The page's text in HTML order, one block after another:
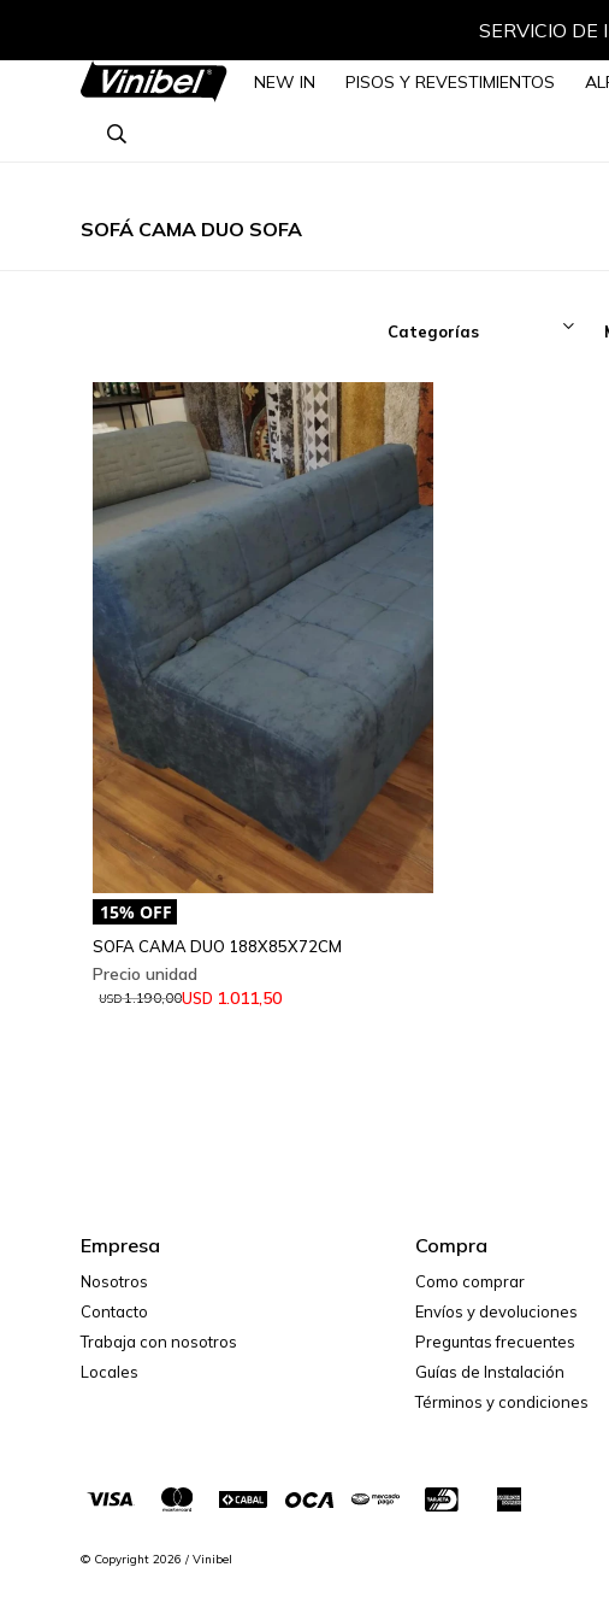
SERVICIO
NEW IN PISOS Y REVESTIMIENTOS
SOFÁ CAMA DUO SOFA
SOFA CAMA DUO 188X85X72CM
USD 1.011,50
USD1.190,00
Categorías
Empresa
Nosotros
Contacto
Trabaja con nosotros
Locales
Compra
Como comprar
Envíos y devoluciones
Preguntas frecuentes
Guías de Instalación
Términos y condiciones
© Copyright 2026 / Vinibel